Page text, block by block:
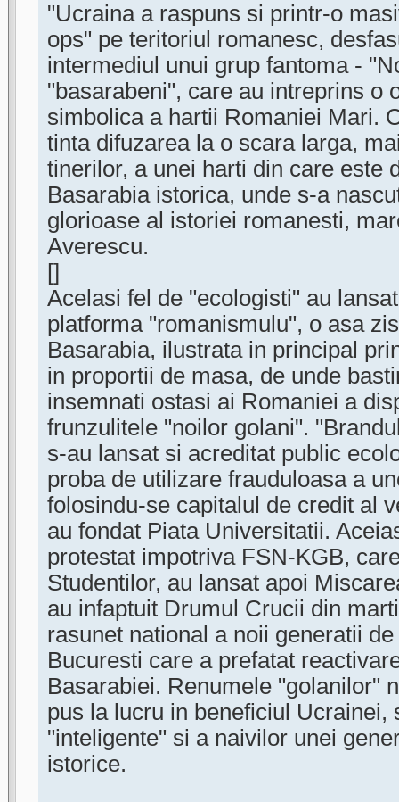
"Ucraina a raspuns si printr-o
ops" pe teritoriul romanesc,
intermediul unui grup fantoma -
"basarabeni", care au intreprins o
simbolica a hartii Romaniei Mari.
tinta difuzarea la o scara larga,
tinerilor, a unei harti din care este
Basarabia istorica, unde s-a
glorioase al istoriei romanesti,
Averescu.
[]
Acelasi fel de "ecologisti" au
platforma "romanismulu", o asa
Basarabia, ilustrata in principal
in proportii de masa, de unde
insemnati ostasi ai Romaniei a
frunzulitele "noilor golani".
s-au lansat si acreditat public
proba de utilizare frauduloasa a
folosindu-se capitalul de credit al
au fondat Piata Universitatii.
protestat impotriva FSN-KGB,
Studentilor, au lansat apoi
au infaptuit Drumul Crucii din
rasunet national a noii generatii
Bucuresti care a prefatat
Basarabiei. Renumele "golanilor"
pus la lucru in beneficiul Ucrainei,
"inteligente" si a naivilor unei
istorice.